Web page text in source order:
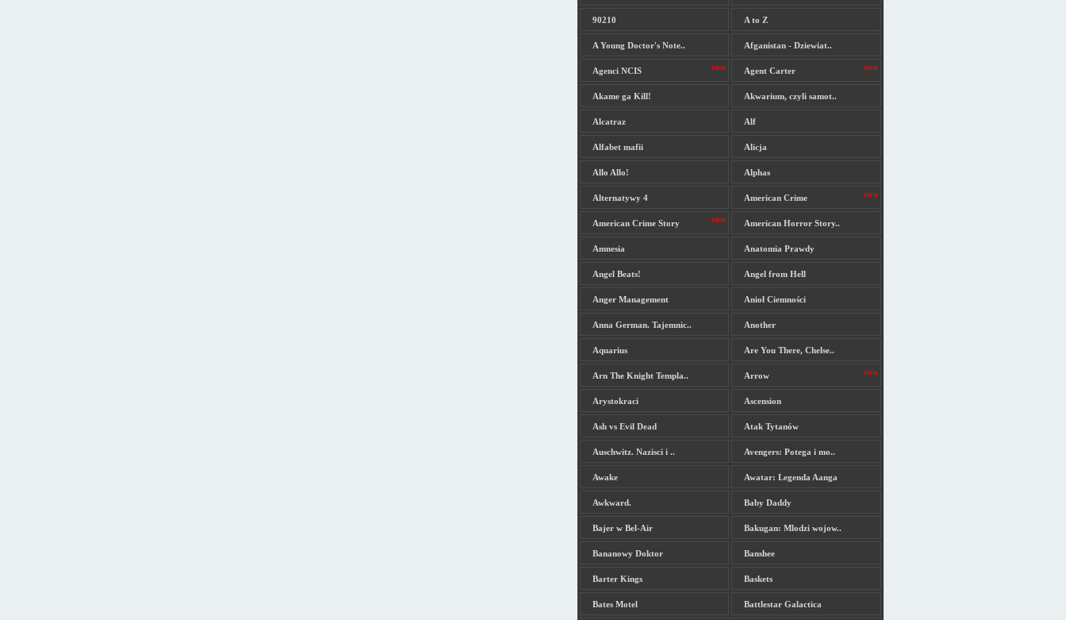
90210 A to Z
A Young Doctor's Note.. Afganistan - Dziewiat..
Agenci NCIS Agent Carter
Akame ga Kill! Akwarium, czyli samot..
Alcatraz Alf
Alfabet mafii Alicja
Allo Allo! Alphas
Alternatywy 4 American Crime
American Crime Story American Horror Story..
Amnesia Anatomia Prawdy
Angel Beats! Angel from Hell
Anger Management Anioł Ciemności
Anna German. Tajemnic.. Another
Aquarius Are You There, Chelse..
Arn The Knight Templa.. Arrow
Arystokraci Ascension
Ash vs Evil Dead Atak Tytanów
Auschwitz. Nazisci i .. Avengers: Potega i mo..
Awake Awatar: Legenda Aanga
Awkward. Baby Daddy
Bajer w Bel-Air Bakugan: Mlodzi wojow..
Bananowy Doktor Banshee
Barter Kings Baskets
Bates Motel Battlestar Galactica